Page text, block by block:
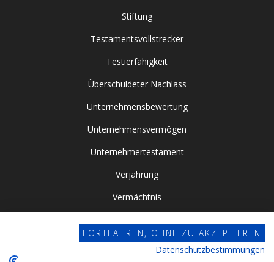
Stiftung
Testamentsvollstrecker
Testierfähigkeit
Überschuldeter Nachlass
Unternehmensbewertung
Unternehmensvermögen
Unternehmertestament
Verjährung
Vermächtnis
Vorsorgevollmacht
FORTFAHREN, OHNE ZU AKZEPTIEREN
Datenschutzbestimmungen